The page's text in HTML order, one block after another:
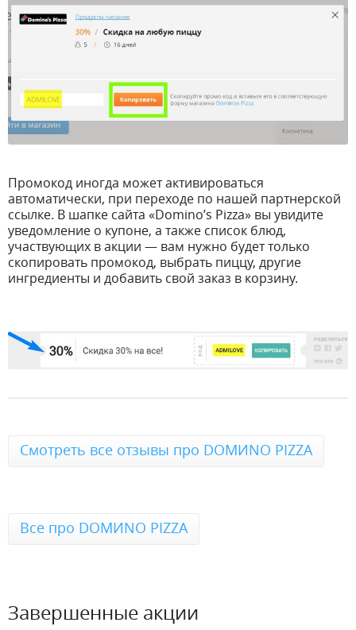
Промокод иногда может активироваться
автоматически, при переходе по нашей партнерской
ссылке. В шапке сайта «Domino’s Pizza» вы увидите
уведомление о купоне, а также список блюд,
участвующих в акции — вам нужно будет только
скопировать промокод, выбрать пиццу, другие
ингредиенты и добавить свой заказ в корзину.
Смотреть все отзывы про DOMИNO PIZZA
Все про DOMИNO PIZZA
Завершенные акции